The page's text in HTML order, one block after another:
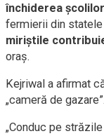
închiderea
fermierii din
miriştile
oraş.
Kejriwal a afirmat
„cameră de gazare”.
„Conduc pe